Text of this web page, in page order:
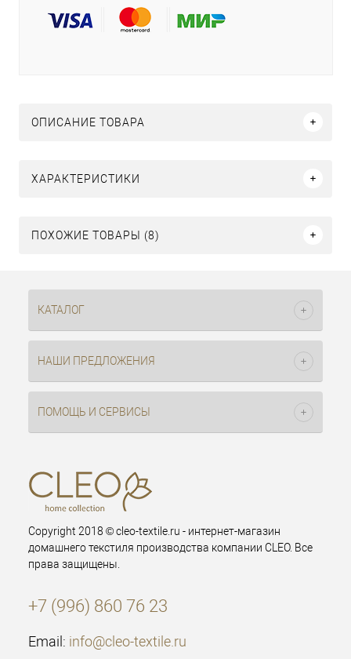
ОПИСАНИЕ ТОВАРА
ХАРАКТЕРИСТИКИ
ПОХОЖИЕ ТОВАРЫ (8)
КАТАЛОГ
НАШИ ПРЕДЛОЖЕНИЯ
ПОМОЩЬ И СЕРВИСЫ
Copyright 2018 © cleo-textile.ru - интернет-магазин
домашнего текстиля производства компании CLEO. Все
права защищены.
+7 (996) 860 76 23
Email: info@cleo-textile.ru